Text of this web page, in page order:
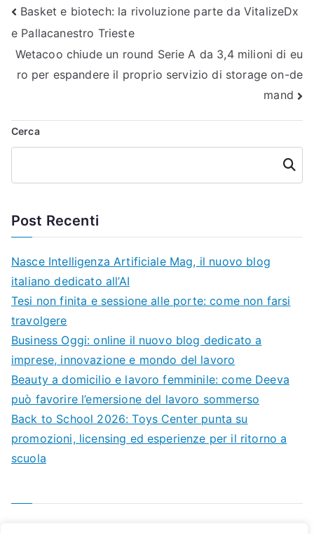
Navigazione
articoli
Basket e biotech: la rivoluzione parte da VitalizeDx
e Pallacanestro Trieste
Wetacoo chiude un round Serie A da 3,4 milioni di eu
ro per espandere il proprio servizio di storage on-de
mand
Cerca
Cerca
Post Recenti
Nasce Intelligenza Artificiale Mag, il nuovo blog
italiano dedicato all’AI
Tesi non finita e sessione alle porte: come non farsi
travolgere
Business Oggi: online il nuovo blog dedicato a
imprese, innovazione e mondo del lavoro
Beauty a domicilio e lavoro femminile: come Deeva
può favorire l’emersione del lavoro sommerso
Back to School 2026: Toys Center punta su
promozioni, licensing ed esperienze per il ritorno a
scuola